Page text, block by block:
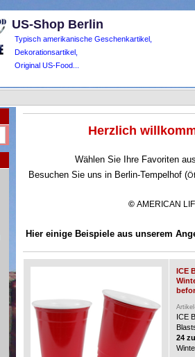
US-Shop Berlin
Typisch amerikanische Geschenkartikel,
Dekorationsartikel,
Original US-Food...
Herzlich
Wählen Sie Ihre Favoriten
Besuchen Sie uns in Berlin-Tempelhof (
© AMERICAN
Hier einige Beispiele aus unserem
ICE
ICE
24